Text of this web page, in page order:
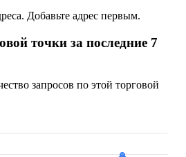
Добавьте адрес первым.
точки за последние 7
запросов по этой торговой